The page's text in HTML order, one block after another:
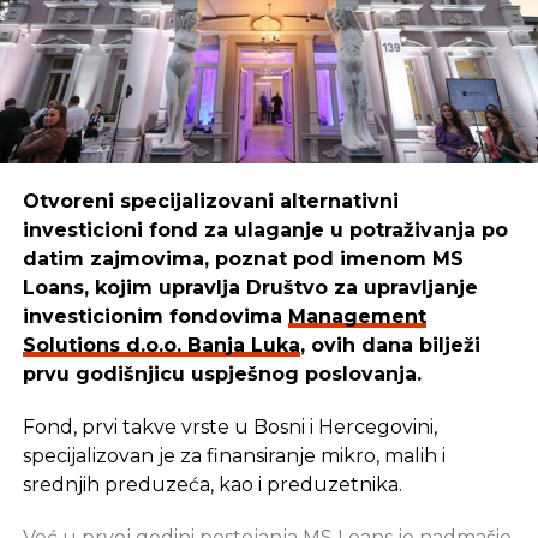
Otvoreni specijalizovani alternativni
investicioni fond za ulaganje u potraživanja po
datim zajmovima, poznat pod imenom MS
Loans, kojim upravlja Društvo za upravljanje
investicionim fondovima Management
Solutions d.o.o. Banja Luka, ovih dana bilježi
prvu godišnjicu uspješnog poslovanja.
Fond, prvi takve vrste u Bosni i Hercegovini,
specijalizovan je za finansiranje mikro, malih i
srednjih preduzeća, kao i preduzetnika.